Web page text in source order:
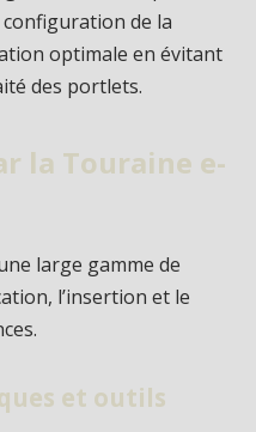
de la
optimale en évitant
des portlets.
la Touraine e-
large gamme de
l’insertion et le
et outils